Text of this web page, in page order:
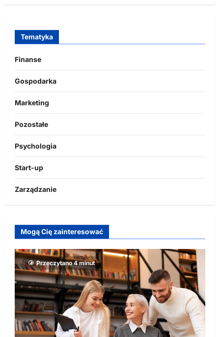
Tematyka
Finanse
Gospodarka
Marketing
Pozostałe
Psychologia
Start-up
Zarządzanie
Mogą Cię zainteresować
Przeczytano 4 minut